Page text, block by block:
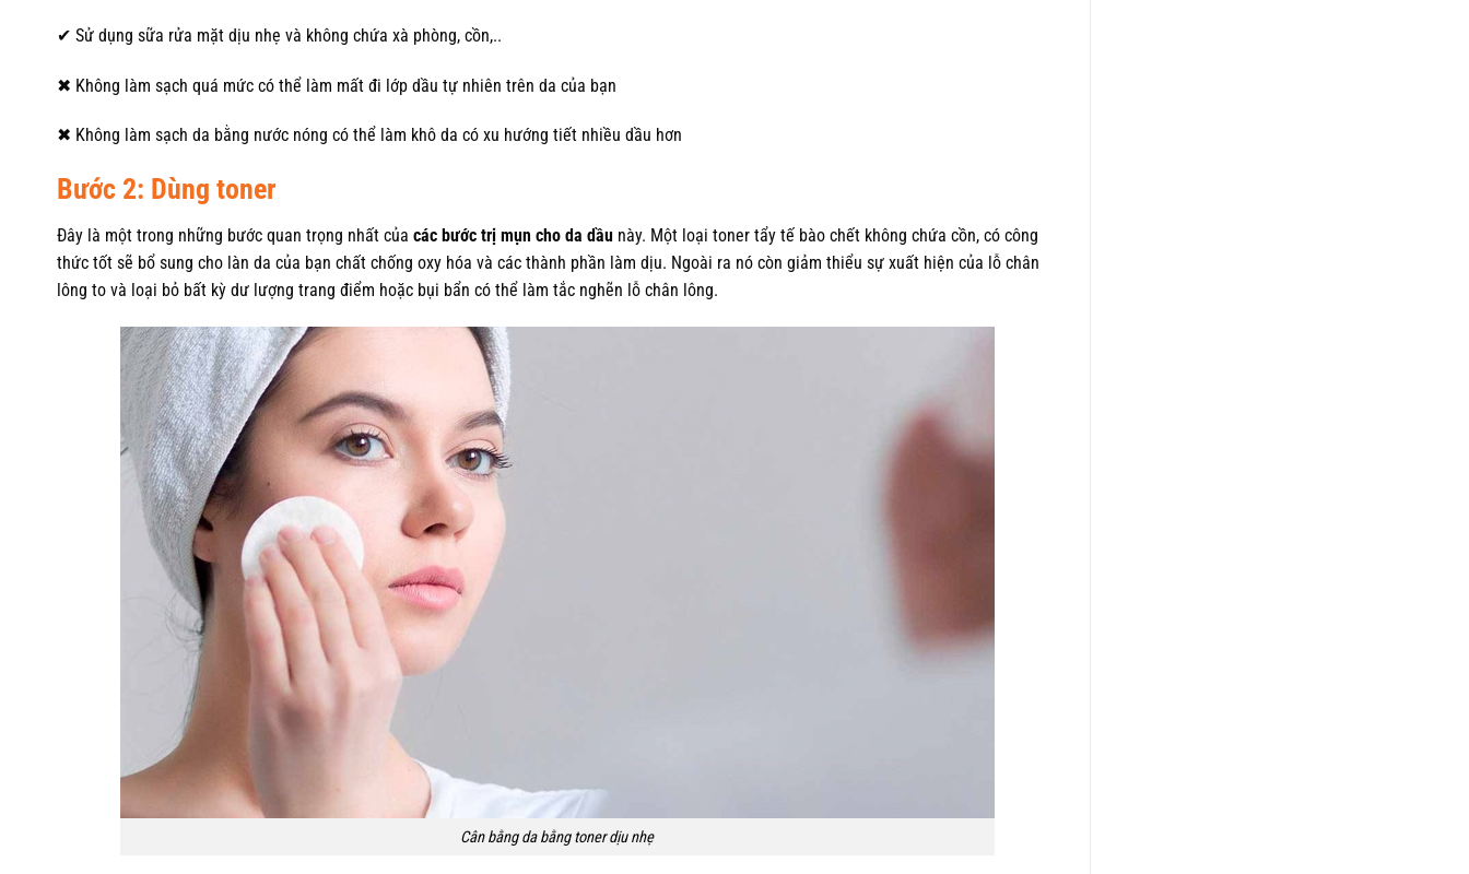
✔ Sử dụng sữa rửa mặt dịu nhẹ và không chứa xà phòng, cồn,..
✖ Không làm sạch quá mức có thể làm mất đi lớp dầu tự nhiên trên da của bạn
✖ Không làm sạch da bằng nước nóng có thể làm khô da có xu hướng tiết nhiều dầu hơn
Bước 2: Dùng toner
Đây là một trong những bước quan trọng nhất của các bước trị mụn cho da dầu này. Một loại toner tẩy tế bào chết không chứa cồn, có công
thức tốt sẽ bổ sung cho làn da của bạn chất chống oxy hóa và các thành phần làm dịu. Ngoài ra nó còn giảm thiểu sự xuất hiện của lỗ chân
lông to và loại bỏ bất kỳ dư lượng trang điểm hoặc bụi bẩn có thể làm tắc nghẽn lỗ chân lông.
Cân bằng da bằng toner dịu nhẹ